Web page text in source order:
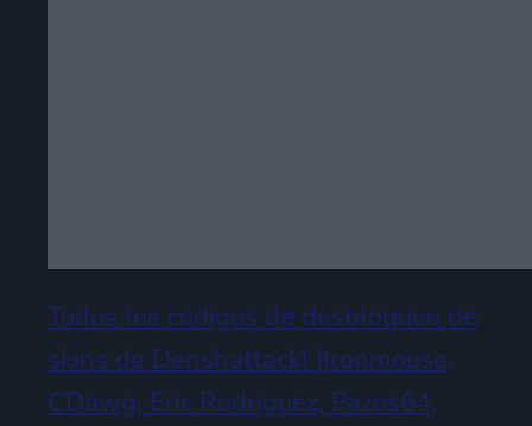
Todos los códigos de desbloqueo de
skins de Denshattack! (Ironmouse,
CDawg, Eric Rodriguez, Pazos64,